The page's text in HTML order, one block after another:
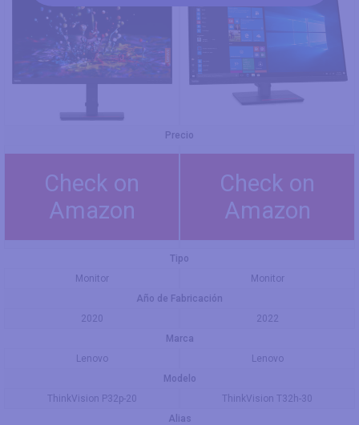
Precio
Check on
Amazon
Check on
Amazon
Tipo
Monitor
Monitor
Año de Fabricación
2020
2022
Marca
Lenovo
Lenovo
Modelo
ThinkVision P32p-20
ThinkVision T32h-30
Alias